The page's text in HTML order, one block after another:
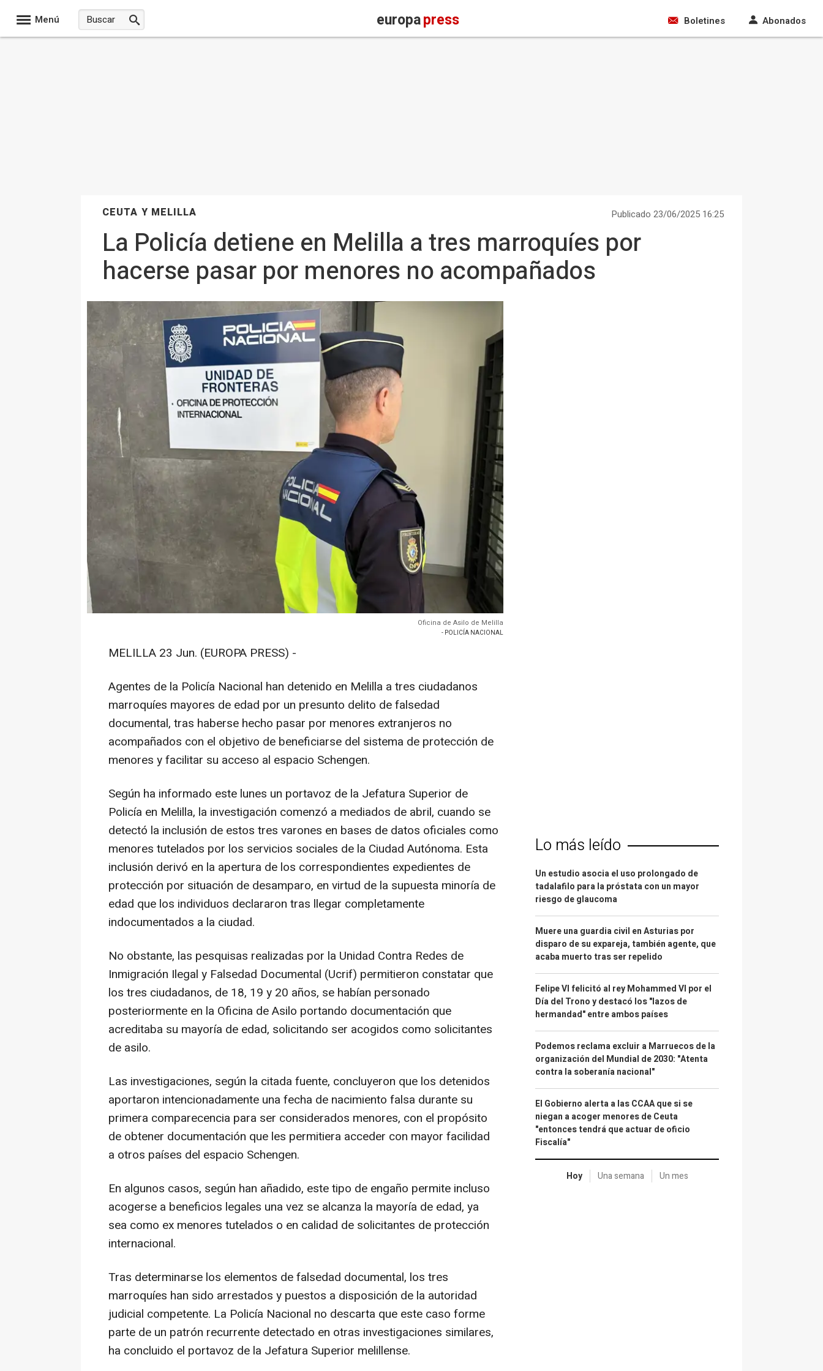
Menú europapress Boletines Abonados
CEUTA Y MELILLA Publicado 23/06/2025 16:25
La Policía detiene en Melilla a tres marroquíes por
hacerse pasar por menores no acompañados
Oficina de Asilo de Melilla
- POLICÍA NACIONAL
MELILLA 23 Jun. (EUROPA PRESS) -
Agentes de la Policía Nacional han detenido en Melilla a tres ciudadanos
marroquíes mayores de edad por un presunto delito de falsedad
documental, tras haberse hecho pasar por menores extranjeros no
acompañados con el objetivo de beneficiarse del sistema de protección de
menores y facilitar su acceso al espacio Schengen.
Según ha informado este lunes un portavoz de la Jefatura Superior de
Policía en Melilla, la investigación comenzó a mediados de abril, cuando se
detectó la inclusión de estos tres varones en bases de datos oficiales como
menores tutelados por los servicios sociales de la Ciudad Autónoma. Esta
inclusión derivó en la apertura de los correspondientes expedientes de
protección por situación de desamparo, en virtud de la supuesta minoría de
edad que los individuos declararon tras llegar completamente
indocumentados a la ciudad.
No obstante, las pesquisas realizadas por la Unidad Contra Redes de
Inmigración Ilegal y Falsedad Documental (Ucrif) permitieron constatar que
los tres ciudadanos, de 18, 19 y 20 años, se habían personado
posteriormente en la Oficina de Asilo portando documentación que
acreditaba su mayoría de edad, solicitando ser acogidos como solicitantes
de asilo.
Las investigaciones, según la citada fuente, concluyeron que los detenidos
aportaron intencionadamente una fecha de nacimiento falsa durante su
primera comparecencia para ser considerados menores, con el propósito
de obtener documentación que les permitiera acceder con mayor facilidad
a otros países del espacio Schengen.
En algunos casos, según han añadido, este tipo de engaño permite incluso
acogerse a beneficios legales una vez se alcanza la mayoría de edad, ya
sea como ex menores tutelados o en calidad de solicitantes de protección
internacional.
Tras determinarse los elementos de falsedad documental, los tres
marroquíes han sido arrestados y puestos a disposición de la autoridad
judicial competente. La Policía Nacional no descarta que este caso forme
parte de un patrón recurrente detectado en otras investigaciones similares,
ha concluido el portavoz de la Jefatura Superior melillense.
Lo más leído
Un estudio asocia el uso prolongado de
tadalafilo para la próstata con un mayor
riesgo de glaucoma
Muere una guardia civil en Asturias por
disparo de su expareja, también agente, que
acaba muerto tras ser repelido
Felipe VI felicitó al rey Mohammed VI por el
Día del Trono y destacó los "lazos de
hermandad" entre ambos países
Podemos reclama excluir a Marruecos de la
organización del Mundial de 2030: "Atenta
contra la soberanía nacional"
El Gobierno alerta a las CCAA que si se
niegan a acoger menores de Ceuta
"entonces tendrá que actuar de oficio
Fiscalía"
Hoy Una semana Un mes